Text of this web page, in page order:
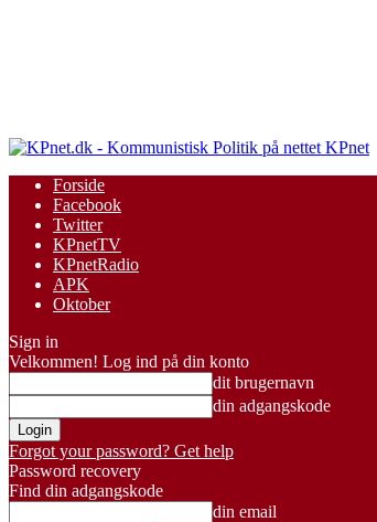
KPnet
Forside
Facebook
Twitter
KPnetTV
KPnetRadio
APK
Oktober
Sign in
Velkommen! Log ind på din konto
dit brugernavn
din adgangskode
Forgot your password? Get help
Password recovery
Find din adgangskode
din email